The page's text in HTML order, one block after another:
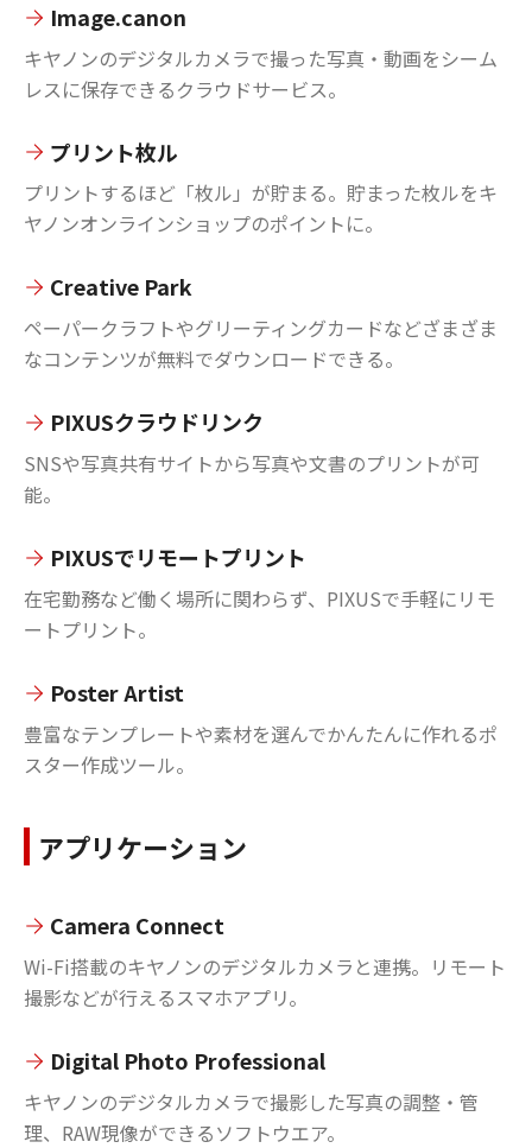
Image.canon
キヤノンのデジタルカメラで撮った写真・動画をシーム
レスに保存できるクラウドサービス。
プリント枚ル
プリントするほど「枚ル」が貯まる。貯まった枚ルをキ
ヤノンオンラインショップのポイントに。
Creative Park
ペーパークラフトやグリーティングカードなどざまざま
なコンテンツが無料でダウンロードできる。
PIXUSクラウドリンク
SNSや写真共有サイトから写真や文書のプリントが可
能。
PIXUSでリモートプリント
在宅勤務など働く場所に関わらず、PIXUSで手軽にリモ
ートプリント。
Poster Artist
豊富なテンプレートや素材を選んでかんたんに作れるポ
スター作成ツール。
アプリケーション
Camera Connect
Wi-Fi搭載のキヤノンのデジタルカメラと連携。リモート
撮影などが行えるスマホアプリ。
Digital Photo Professional
キヤノンのデジタルカメラで撮影した写真の調整・管
理、RAW現像ができるソフトウエア。